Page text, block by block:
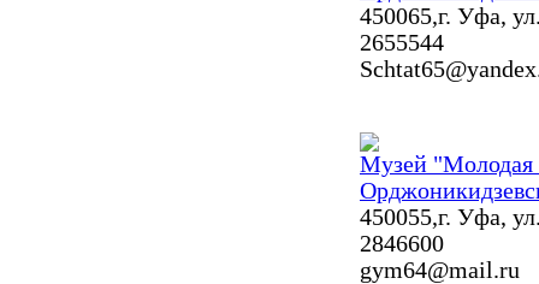
450065,г. Уфа,
2655544
Музей "Молодая
450055,г. Уфа,
2846600
gym64@mail.ru